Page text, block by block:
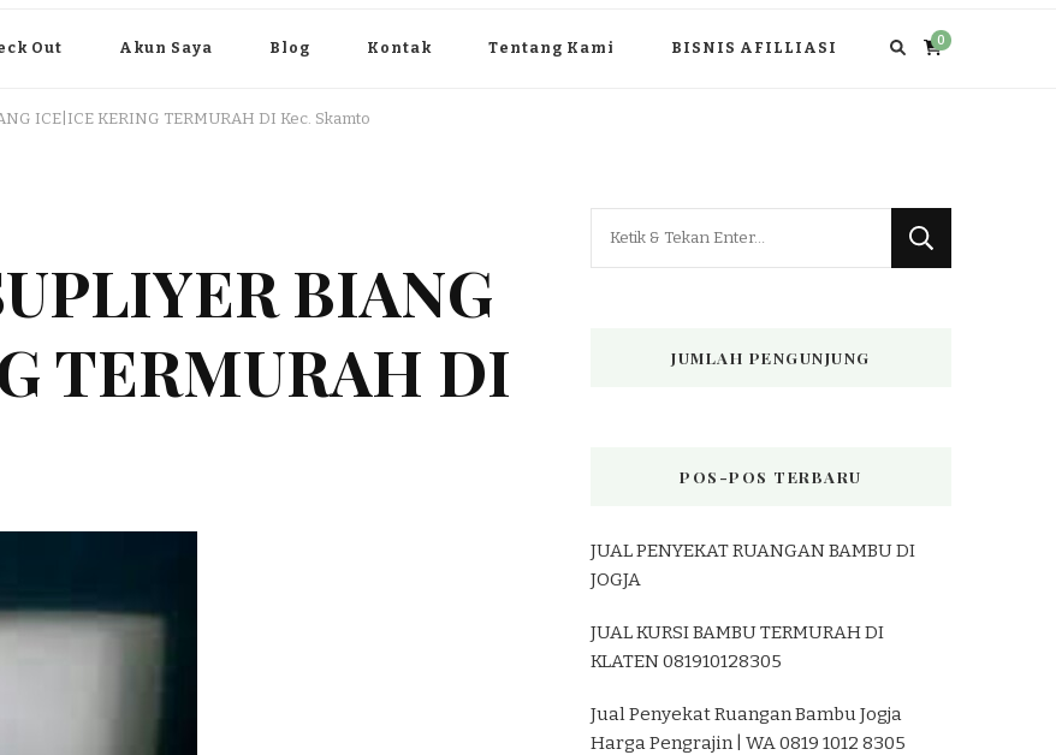
Out Akun Saya Blog Kontak Tentang Kami BISNIS AFILLIASI 0
ICE|ICE KERING TERMURAH DI Kec. Skamto
BIANG
TERMURAH DI
JUMLAH PENGUNJUNG
POS-POS TERBARU
JUAL PENYEKAT RUANGAN BAMBU DI
JOGJA
JUAL KURSI BAMBU TERMURAH DI
KLATEN 081910128305
Jual Penyekat Ruangan Bambu Jogja
Harga Pengrajin | WA 0819 1012 8305